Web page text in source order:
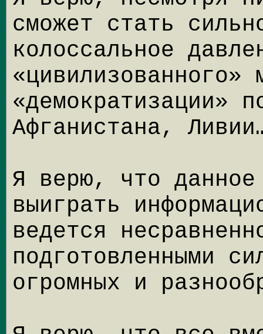
сможет стать
колоссальное
«демократизации»
Афганистана,
Я верю, что данное
выиграть
ведется
подготовленными
огромных и